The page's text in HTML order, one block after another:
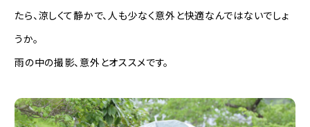
たら、涼しくて静かで、人も少なく意外と快適なんではないでしょ
うか。
雨の中の撮影、意外とオススメです。